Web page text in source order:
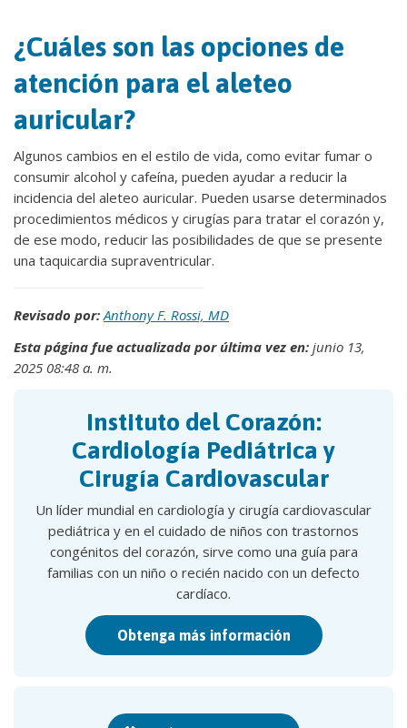
¿Cuáles son las opciones de
atención para el aleteo
auricular?
Algunos cambios en el estilo de vida, como evitar fumar o
consumir alcohol y cafeína, pueden ayudar a reducir la
incidencia del aleteo auricular. Pueden usarse determinados
procedimientos médicos y cirugías para tratar el corazón y,
de ese modo, reducir las posibilidades de que se presente
una taquicardia supraventricular.
Revisado por: Anthony F. Rossi, MD
Esta página fue actualizada por última vez en: junio 13,
2025 08:48 a. m.
Instituto del Corazón:
Cardiología Pediátrica y
Cirugía Cardiovascular
Un líder mundial en cardiología y cirugía cardiovascular
pediátrica y en el cuidado de niños con trastornos
congénitos del corazón, sirve como una guía para
familias con un niño o recién nacido con un defecto
cardíaco.
Obtenga más información